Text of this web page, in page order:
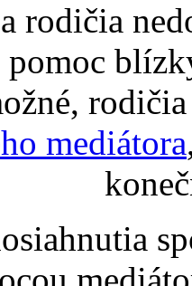
rodičia
mediátora